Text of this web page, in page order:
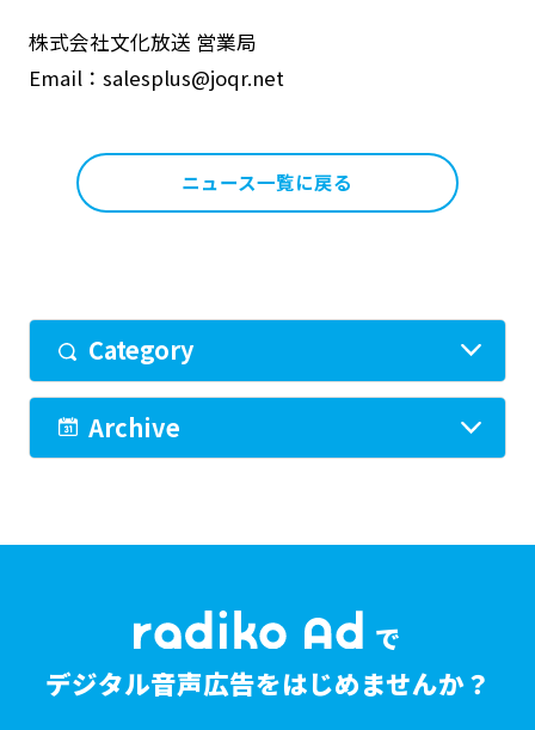
株式会社文化放送 営業局
Email：salesplus@joqr.net
ニュース一覧に戻る
Category
Archive
で
デジタル音声広告をはじめませんか？